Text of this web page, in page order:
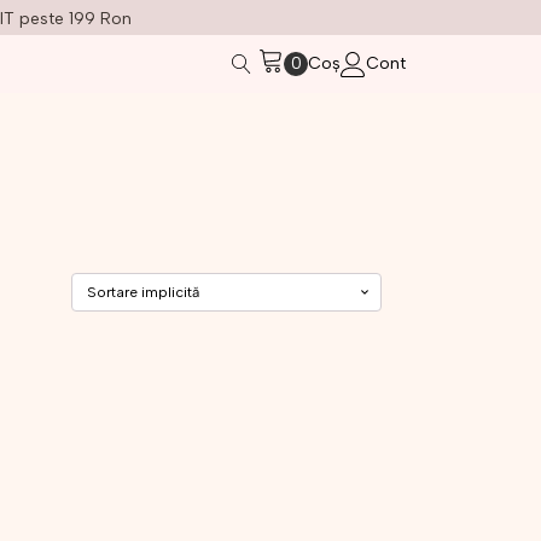
peste 199 Ron
Coș Cont